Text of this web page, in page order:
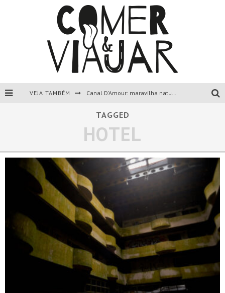
VEJA TAMBÉM Canal D’Amour: maravilha natural de Corfu, Grécia.
Liapades Beach, Corfu, Grécia.
Paleokastritsa, Corfu, Grécia.
Todas as dicas sobre a ilha de Corfu, Grécia.
TAGGED
HOTEL